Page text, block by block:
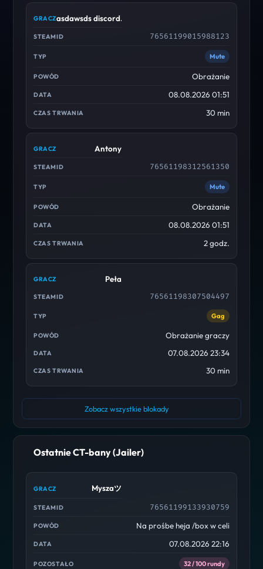
asdawsds discord.gg/cscdc
76561199015988123
Mute
Obrażanie
08.08.2026 01:51
30 min
Antony
76561198312561350
Mute
Obrażanie
08.08.2026 01:51
2 godz.
Peła
76561198307504497
Gag
Obrażanie graczy
07.08.2026 23:34
30 min
Zobacz wszystkie blokady
Ostatnie CT-bany (Jailer)
Myszaツ
76561199133930759
Na prośbe heja /box w celi
07.08.2026 22:16
32 / 100 rundy